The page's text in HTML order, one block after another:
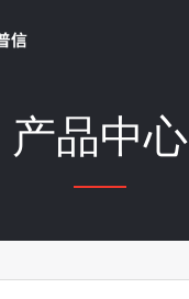
产品中心